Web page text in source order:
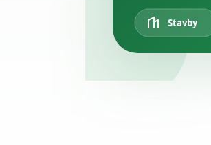
Stavby